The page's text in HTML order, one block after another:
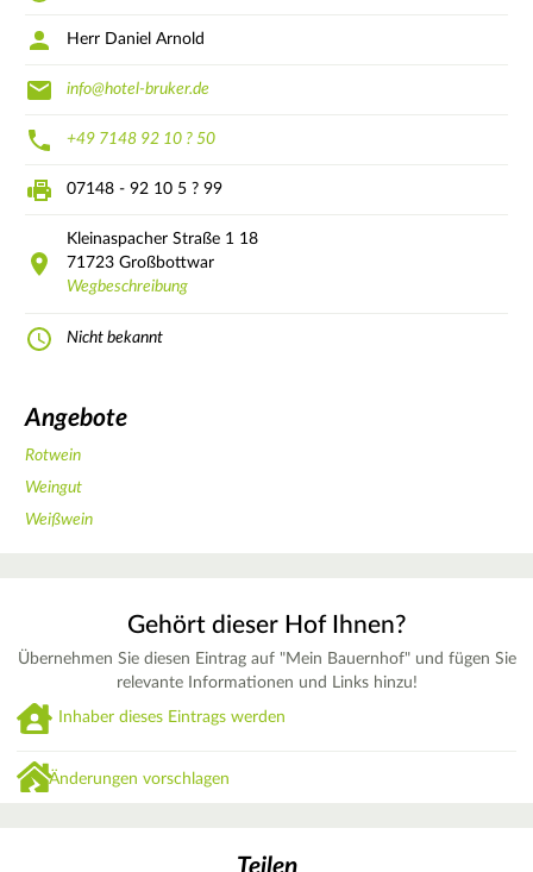
Herr Daniel Arnold
info@hotel-bruker.de
+49 7148 92 10 ? 50
07148 - 92 10 5 ? 99
Kleinaspacher Straße 1 18
71723 Großbottwar
Wegbeschreibung
Nicht bekannt
Angebote
Rotwein
Weingut
Weißwein
Gehört dieser Hof Ihnen?
Übernehmen Sie diesen Eintrag auf "Mein Bauernhof" und fügen Sie
relevante Informationen und Links hinzu!
Inhaber dieses Eintrags werden
Änderungen vorschlagen
Teilen